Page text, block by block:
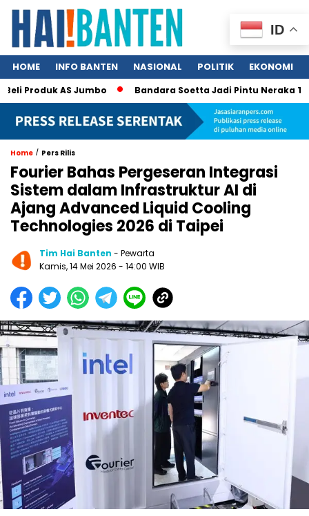
HOME INFO BANTEN NASIONAL POLITIK EKONOMI
AS Jumbo Bandara Soetta Jadi Pintu Neraka TPPO,
Home / Pers Rilis
Fourier Bahas Pergeseran Integrasi
Sistem dalam Infrastruktur AI di
Ajang Advanced Liquid Cooling
Technologies 2026 di Taipei
Tim Hai Banten - Pewarta
Kamis, 14 Mei 2026 - 14:00 WIB
ID